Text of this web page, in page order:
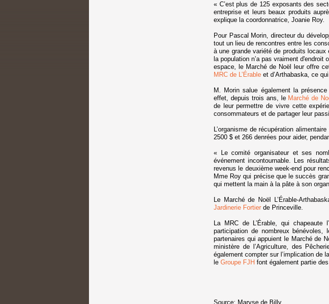
« C’est plus de 125 exposants des
entreprise et leurs beaux produits
explique la coordonnatrice, Joanie Roy.
Pour Pascal Morin, directeur du
tout un lieu de rencontres entre les
à une grande variété de produits
la population n’a pas vraiment
espace, le Marché de Noël leur offre
MRC de L’Érable et d’Arthabaska, ce
M. Morin salue également la
effet, depuis trois ans, le Marché de
de leur permettre de vivre cette
consommateurs et de partager leur
L’organisme de récupération alimentaire
2500 $ et 266 denrées pour aider,
« Le comité organisateur et ses
événement incontournable. Les
revenus le deuxième week-end pour
Mme Roy qui précise que le succès
qui mettent la main à la pâte à son
Le Marché de Noël L’Érable-
Jardinerie Fortier de Princeville.
La MRC de L’Érable, qui
participation de nombreux bénévoles,
partenaires qui appuient le Marché de
ministère de l’Agriculture, des
également compter sur l’implication de
le Groupe FJH font également partie
Source: Maryse de Billy